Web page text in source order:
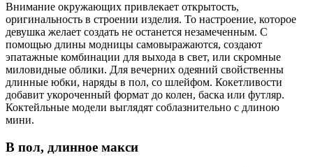
Внимание окружающих привлекает открытость,
оригинальность в строении изделия. То настроение, которое
девушка желает создать не останется незамеченным. С
помощью длины модницы самовыражаются, создают
эпатажные комбинации для выхода в свет, или скромные
миловидные облики. Для вечерних одеяний свойственны
длинные юбки, наряды в пол, со шлейфом. Кокетливости
добавит укороченный формат до колен, баска или футляр.
Коктейльные модели выглядят соблазнительно с длиною
мини.
В пол, длинное макси